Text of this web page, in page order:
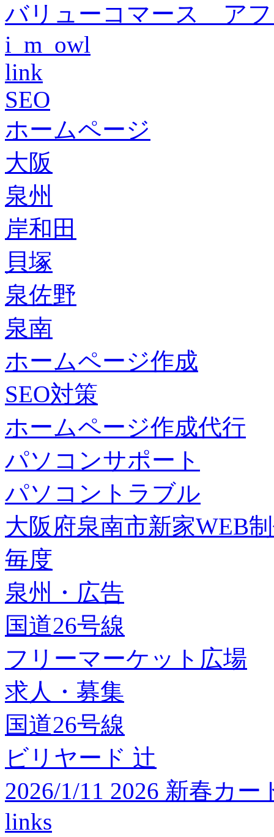
バリューコマース ア
i_m_owl
link
SEO
ホームページ
大阪
泉州
岸和田
貝塚
泉佐野
泉南
ホームページ作成
SEO対策
ホームページ作成代行
パソコンサポート
パソコントラブル
大阪府泉南市新家WEB
毎度
泉州・広告
国道26号線
フリーマーケット広場
求人・募集
国道26号線
ビリヤード 辻
2026/1/11 2026 新春カ
links